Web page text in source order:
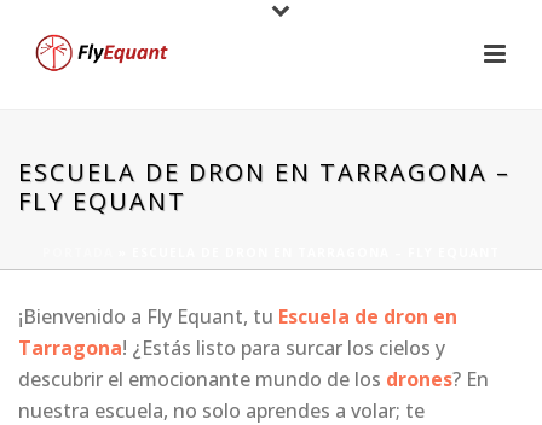
ESCUELA DE DRON EN TARRAGONA –
FLY EQUANT
¡Bienvenido a Fly Equant, tu Escuela de dron en
Tarragona! ¿Estás listo para surcar los cielos y
descubrir el emocionante mundo de los drones? En
nuestra escuela, no solo aprendes a volar; te